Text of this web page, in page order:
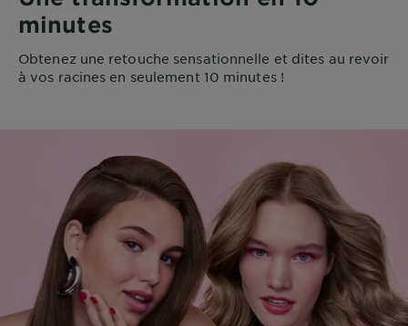
minutes
Obtenez une retouche sensationnelle et dites au revoir
à vos racines en seulement 10 minutes !